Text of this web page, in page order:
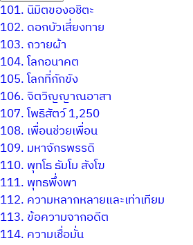
101. นิมิตของอชิตะ
102. ดอกบัวเสี่ยงทาย
103. ถวายผ้า
104.โลกอนาคต
105.โลกที่กักขัง
106.จิตวิญญาณอาสา
107.โพธิสัตว์ 1,250
108. เพื่อนช่วยเพื่อน
109. มหาจักรพรรดิ
110. พุทโธ ธัมโม สังโฆ
111. พุทธพึ่งพา
112. ความหลากหลายและเท่าเทียม
113. ข้อความจากอดีต
114. ความเชื่อมั่น